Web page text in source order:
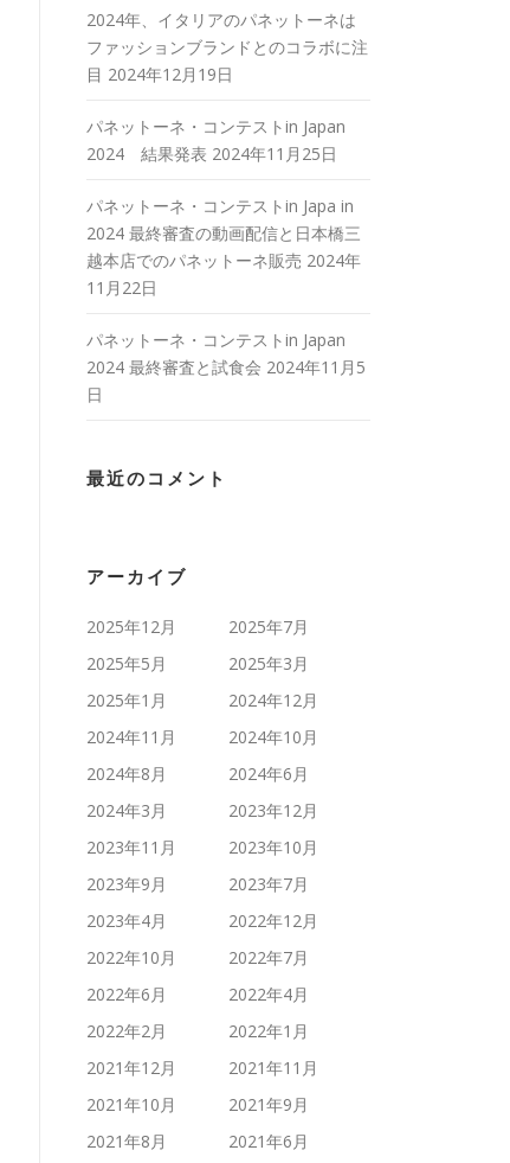
2024年、イタリアのパネットーネは
ファッションブランドとのコラボに注
目 2024年12月19日
パネットーネ・コンテストin Japan
2024 結果発表 2024年11月25日
パネットーネ・コンテストin Japa in
2024 最終審査の動画配信と日本橋三
越本店でのパネットーネ販売 2024年
11月22日
パネットーネ・コンテストin Japan
2024 最終審査と試食会 2024年11月5
日
最近のコメント
アーカイブ
2025年12月
2025年7月
2025年5月
2025年3月
2025年1月
2024年12月
2024年11月
2024年10月
2024年8月
2024年6月
2024年3月
2023年12月
2023年11月
2023年10月
2023年9月
2023年7月
2023年4月
2022年12月
2022年10月
2022年7月
2022年6月
2022年4月
2022年2月
2022年1月
2021年12月
2021年11月
2021年10月
2021年9月
2021年8月
2021年6月